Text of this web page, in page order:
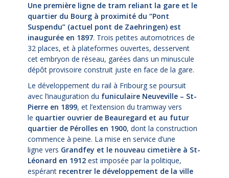
Une première ligne de tram reliant la gare et le
quartier du Bourg à proximité du “Pont
Suspendu” (actuel pont de Zaehringen) est
inaugurée en 1897. Trois petites automotrices de
32 places, et à plateformes ouvertes, desservent
cet embryon de réseau, garées dans un minuscule
dépôt provisoire construit juste en face de la gare.
Le développement du rail à Fribourg se poursuit
avec l’inauguration du funiculaire Neuveville – St-
Pierre en 1899, et l’extension du tramway vers
le quartier ouvrier de Beauregard et au futur
quartier de Pérolles en 1900, dont la construction
commence à peine. La mise en service d’une
ligne vers Grandfey et le nouveau cimetière à St-
Léonard en 1912 est imposée par la politique,
espérant recentrer le développement de la ville